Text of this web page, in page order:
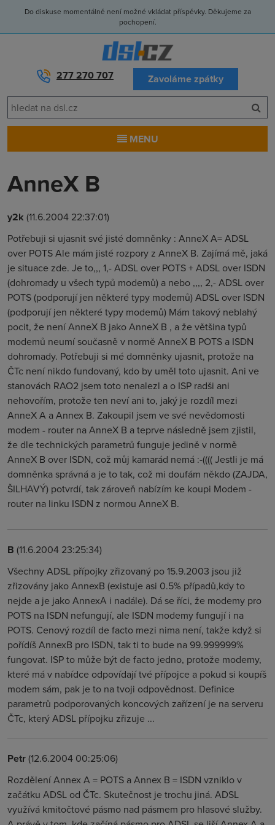
Do diskuse momentálně není možné vkládat příspěvky. Děkujeme za
pochopení.
277 270 707 Zavoláme zpátky
MENU
AnneX B
y2k (11.6.2004 22:37:01)
Potřebuji si ujasnit své jisté domněnky : AnneX A= ADSL
over POTS Ale mám jisté rozpory z AnneX B. Zajímá mě, jaká
je situace zde. Je to,,, 1,- ADSL over POTS + ADSL over ISDN
(dohromady u všech typů modemů) a nebo ,,,, 2,- ADSL over
POTS (podporují jen některé typy modemů) ADSL over ISDN
(podporují jen některé typy modemů) Mám takový neblahý
pocit, že není AnneX B jako AnneX B , a že většina typů
modemů neumí současně v normě AnneX B POTS a ISDN
dohromady. Potřebuji si mé domněnky ujasnit, protože na
ČTc není nikdo fundovaný, kdo by uměl toto ujasnit. Ani ve
stanovách RAO2 jsem toto nenalezl a o ISP radši ani
nehovořím, protože ten neví ani to, jaký je rozdíl mezi
AnneX A a Annex B. Zakoupil jsem ve své nevědomosti
modem - router na AnneX B a teprve následně jsem zjistil,
že dle technických parametrů funguje jedině v normě
AnneX B over ISDN, což můj kamarád nemá :-(((( Jestli je má
domněnka správná a je to tak, což mi doufám někdo (ZAJDA,
ŠILHAVÝ) potvrdí, tak zároveň nabízím ke koupi Modem -
router na linku ISDN z normou AnneX B.
B (11.6.2004 23:25:34)
Všechny ADSL přípojky zřizovaný po 15.9.2003 jsou již
zřizovány jako AnnexB (existuje asi 0.5% případů,kdy to
nejde a je jako AnnexA i nadále). Dá se říci, že modemy pro
POTS na ISDN nefungují, ale ISDN modemy fungují i na
POTS. Cenový rozdíl de facto mezi nima není, takže když si
pořídíš AnnexB pro ISDN, tak ti to bude na 99.999999%
fungovat. ISP to může být de facto jedno, protože modemy,
které má v nabídce odpovídají tvé přípojce a pokud si koupíš
modem sám, pak je to na tvoji odpovědnost. Definice
parametrů podporovaných koncových zařízení je na serveru
ČTc, který ADSL přípojku zřizuje ...
Petr(12.6.2004 00:25:06)
Rozdělení Annex A = POTS a Annex B = ISDN vzniklo v
začátku ADSL od ČTc. Skutečnost je trochu jiná. ADSL
využívá kmitočtové pásmo nad pásmem pro hlasové služby.